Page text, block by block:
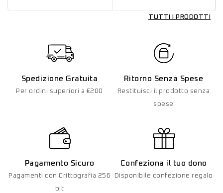
TUTTI I PRODOTTI
Spedizione Gratuita
Per ordini superiori a €200
Ritorno Senza Spese
Restituisci il prodotto senza
spese
Pagamento Sicuro
Pagamenti con Crittografia 256
bit
Confeziona il tuo dono
Disponibile confezione regalo